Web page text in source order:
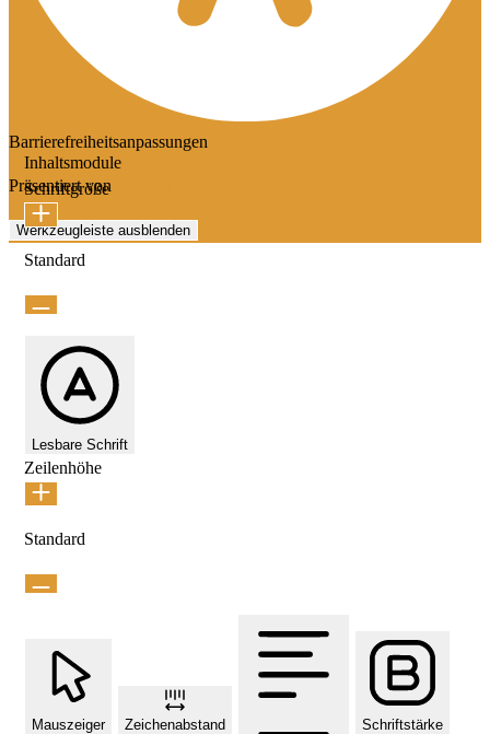
Barrierefreiheitsanpassungen
Präsentiert von
Werkzeugleiste ausblenden
Inhaltsmodule
Schriftgröße
Standard
Lesbare Schrift
Zeilenhöhe
Standard
Mauszeiger Zeichenabstand Schriftstärke